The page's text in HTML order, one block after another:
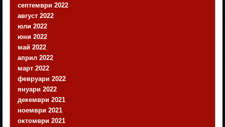
септември 2022
август 2022
юли 2022
юни 2022
май 2022
април 2022
март 2022
февруари 2022
януари 2022
декември 2021
ноември 2021
октомври 2021